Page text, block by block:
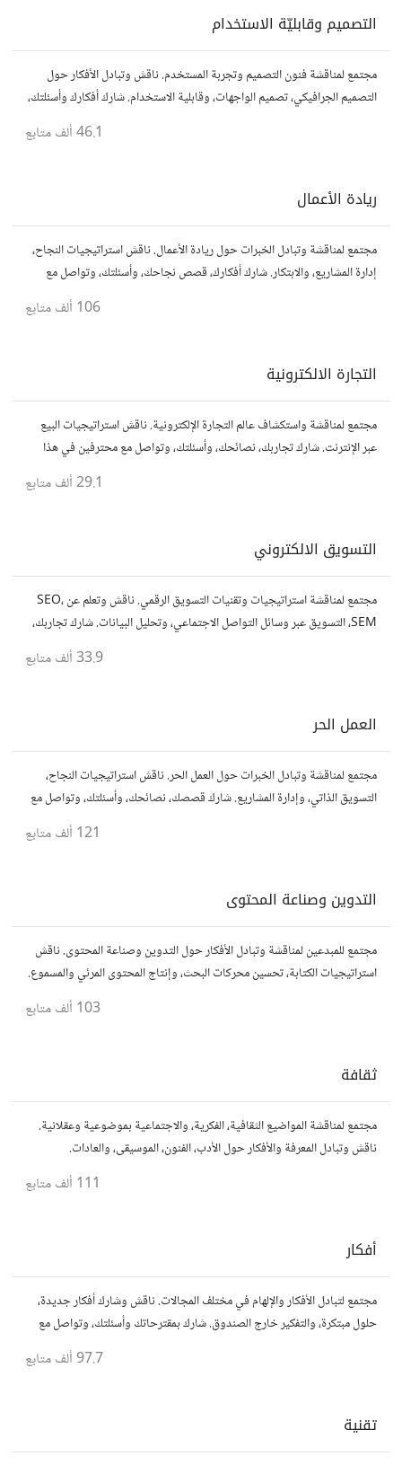
التصميم وقابليّة الاستخدام
مجتمع لمناقشة فنون التصميم وتجربة المستخدم. ناقش وتبادل الأفكار حول
التصميم الجرافيكي، تصميم الواجهات، وقابلية الاستخدام. شارك أفكارك وأسئلتك،
وتواصل مع مصممين ومتخصصين في تحسين تجربة المستخدم.
46.1 ألف متابع
ريادة الأعمال
مجتمع لمناقشة وتبادل الخبرات حول ريادة الأعمال. ناقش استراتيجيات النجاح،
إدارة المشاريع، والابتكار. شارك أفكارك، قصص نجاحك، وأسئلتك، وتواصل مع
106 ألف متابع
التجارة الالكترونية
مجتمع لمناقشة واستكشاف عالم التجارة الإلكترونية. ناقش استراتيجيات البيع
عبر الإنترنت. شارك تجاربك، نصائحك، وأسئلتك، وتواصل مع محترفين في هذا
29.1 ألف متابع
التسويق الالكتروني
مجتمع لمناقشة استراتيجيات وتقنيات التسويق الرقمي. ناقش وتعلم عن SEO،
SEM، التسويق عبر وسائل التواصل الاجتماعي، وتحليل البيانات. شارك تجاربك،
33.9 ألف متابع
العمل الحر
مجتمع لمناقشة وتبادل الخبرات حول العمل الحر. ناقش استراتيجيات النجاح،
التسويق الذاتي، وإدارة المشاريع. شارك قصصك، نصائحك، وأسئلتك، وتواصل مع
121 ألف متابع
التدوين وصناعة المحتوى
مجتمع للمبدعين لمناقشة وتبادل الأفكار حول التدوين وصناعة المحتوى. ناقش
استراتيجيات الكتابة، تحسين محركات البحث، وإنتاج المحتوى المرئي والمسموع.
103 ألف متابع
ثقافة
مجتمع لمناقشة المواضيع الثقافية، الفكرية، والاجتماعية بموضوعية وعقلانية.
ناقش وتبادل المعرفة والأفكار حول الأدب، الفنون، الموسيقى، والعادات.
111 ألف متابع
أفكار
مجتمع لتبادل الأفكار والإلهام في مختلف المجالات. ناقش وشارك أفكار جديدة،
حلول مبتكرة، والتفكير خارج الصندوق. شارك بمقترحاتك وأسئلتك، وتواصل مع
97.7 ألف متابع
تقنية